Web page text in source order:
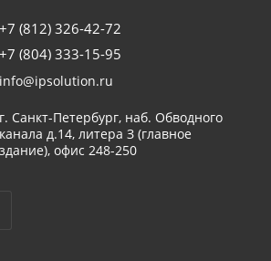
+7 (812) 326-42-72
+7 (804) 333-15-95
info@ipsolution.ru
г. Санкт-Петербург, наб. Обводного
канала д.14, литера З (главное
здание), офис 248-250